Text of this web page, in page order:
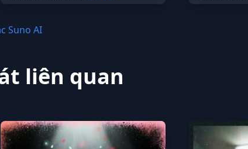
Suno AI
liên quan